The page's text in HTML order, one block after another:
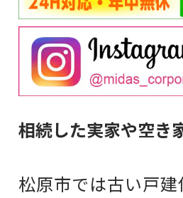
相続した実家や空き
松原市では古い戸